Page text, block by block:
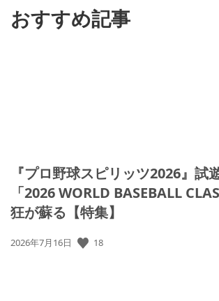
おすすめ記事
『プロ野球スピリッツ2026』試
「2026 WORLD BASEBALL
狂が蘇る【特集】
公
2026年7月16日 18